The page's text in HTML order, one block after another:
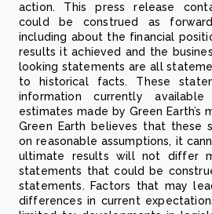
action. This press release
could be construed as
including about the financial
results it achieved and the
looking statements are all
to historical facts. These
information currently
estimates made by Green Earth’s
Green Earth believes that these
on reasonable assumptions, it
ultimate results will not differ
statements that could be
statements. Factors that may
differences in current